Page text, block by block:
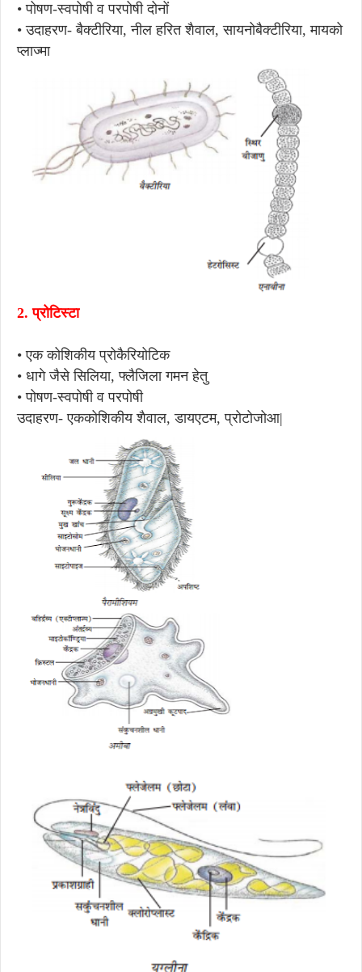
• पोषण-स्वपोषी व परपोषी दोनों
• उदाहरण- बैक्टीरिया, नील हरित शैवाल, सायनोबैक्टीरिया, मायको
प्लाज्मा
2. प्रोटिस्टा
• एक कोशिकीय प्रोकैरियोटिक
• धागे जैसे सिलिया, फ्लैजिला गमन हेतु
• पोषण-स्वपोषी व परपोषी
उदाहरण- एककोशिकीय शैवाल, डायएटम, प्रोटोजोआ|